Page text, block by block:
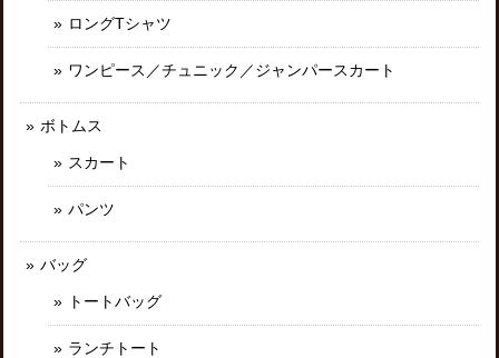
ロングTシャツ
ワンピース／チュニック／ジャンパースカート
ボトムス
スカート
パンツ
バッグ
トートバッグ
ランチトート